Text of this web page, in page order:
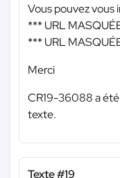
Vous pouvez vous
*** URL
*** URL
Merci
CR19-36088 a
texte.
Texte #19